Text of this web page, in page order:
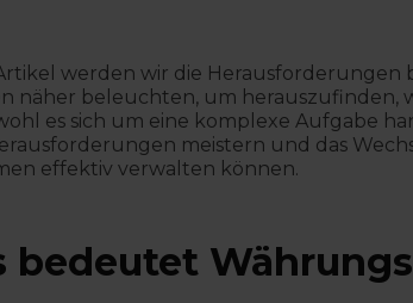
werden wir die
näher beleuchten, um herauszufinden,
es sich um eine komplexe Aufgabe
meistern und das
effektiv verwalten können.
bedeutet